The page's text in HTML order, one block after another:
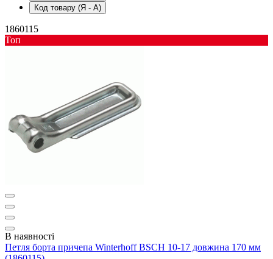
Код товару (Я - А)
1860115
Toп
В наявності
Петля борта причепа Winterhoff BSCH 10-17 довжина 170 мм